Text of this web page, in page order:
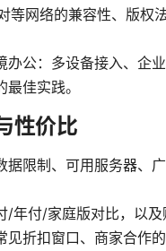
等网络的兼容性、版权
办公：多设备接入、企
佳实践。
性价比
据限制、可用服务器、
/年付/家庭版对比，以及
见折扣窗口、商家合作的